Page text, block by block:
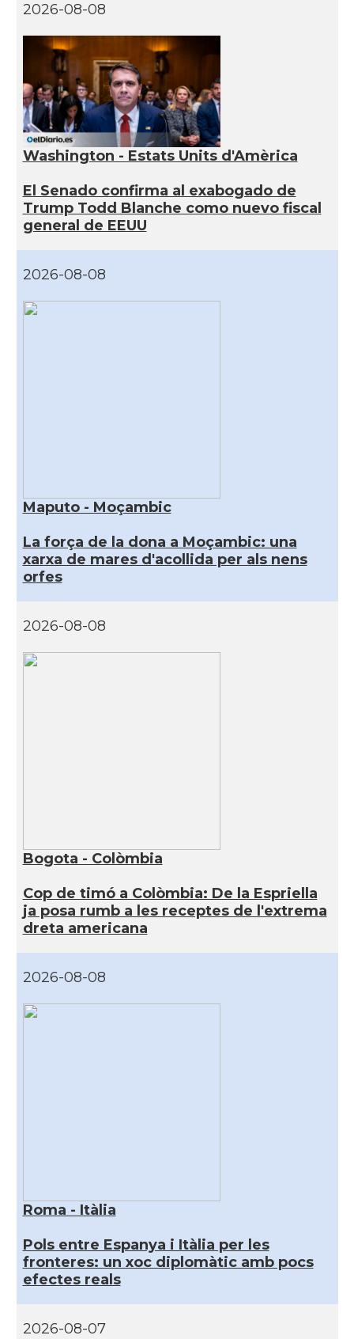
2026-08-08
Washington - Estats Units d'Amèrica
El Senado confirma al exabogado de
Trump Todd Blanche como nuevo fiscal
general de EEUU
2026-08-08
Maputo - Moçambic
La força de la dona a Moçambic: una
xarxa de mares d'acollida per als nens
orfes
2026-08-08
Bogota - Colòmbia
Cop de timó a Colòmbia: De la Espriella
ja posa rumb a les receptes de l'extrema
dreta americana
2026-08-08
Roma - Itàlia
Pols entre Espanya i Itàlia per les
fronteres: un xoc diplomàtic amb pocs
efectes reals
2026-08-07